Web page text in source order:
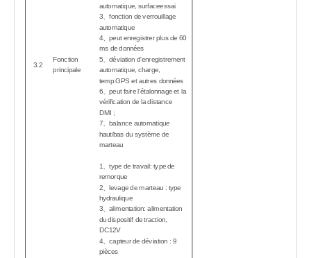
3.2
Fonction
principale
automatique, surfaceessai
3、fonction de verrouillage
automatique
4、peut enregistrer plus de 60
ms de données
5、déviation d'enregistrement
automatique, charge,
temp.GPS et autres données
6、peut faire l'étalonnage et la
vérification de la distance
DMI ;
7、 balance automatique
haut/bas du système de
marteau
1、type de travail: type de
remorque
2、 levage de marteau : type
hydraulique
3、alimentation: alimentation
du dispositif de traction,
DC12V
4、capteur de déviation : 9
pièces